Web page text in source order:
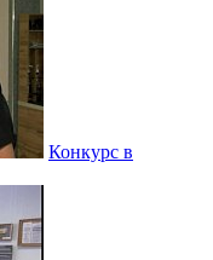
Конкурс в